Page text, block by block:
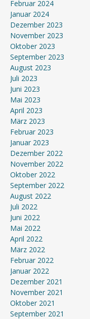
Februar 2024
Januar 2024
Dezember 2023
November 2023
Oktober 2023
September 2023
August 2023
Juli 2023
Juni 2023
Mai 2023
April 2023
März 2023
Februar 2023
Januar 2023
Dezember 2022
November 2022
Oktober 2022
September 2022
August 2022
Juli 2022
Juni 2022
Mai 2022
April 2022
März 2022
Februar 2022
Januar 2022
Dezember 2021
November 2021
Oktober 2021
September 2021